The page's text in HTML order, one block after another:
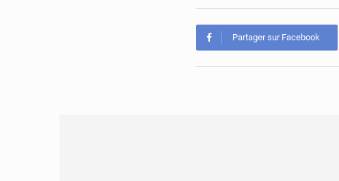
Partager sur Facebook